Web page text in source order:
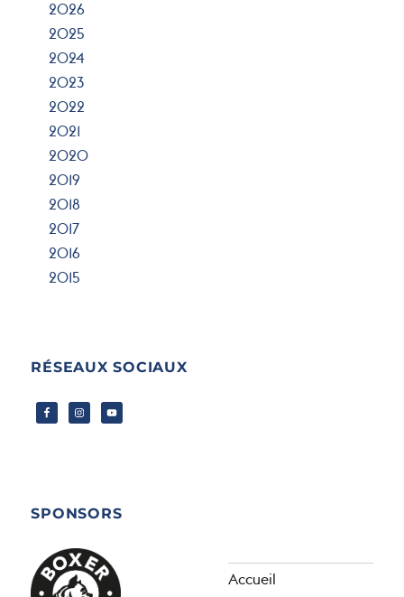
2026
2025
2024
2023
2022
2021
2020
2019
2018
2017
2016
2015
RÉSEAUX SOCIAUX
SPONSORS
Accueil